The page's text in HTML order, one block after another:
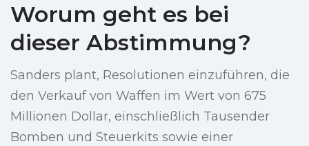
Worum geht es bei
dieser Abstimmung?
Sanders plant, Resolutionen einzuführen, die
den Verkauf von Waffen im Wert von 675
Millionen Dollar, einschließlich Tausender
Bomben und Steuerkits sowie einer